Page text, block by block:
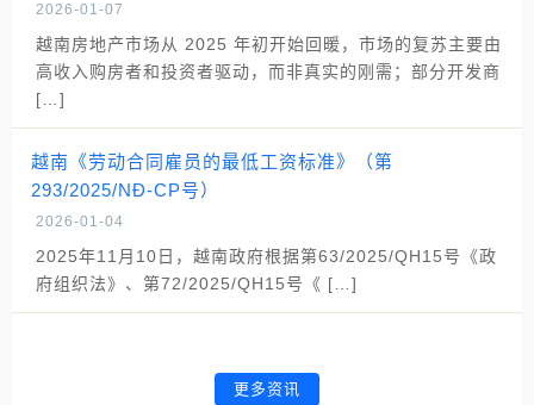
2026-01-07
越南房地产市场从 2025 年初开始回暖，市场的复苏主要由
高收入购房者和投资者驱动，而非真实的刚需；部分开发商
[…]
越南《劳动合同雇员的最低工资标准》（第
293/2025/NĐ-CP号）
2026-01-04
2025年11月10日，越南政府根据第63/2025/QH15号《政
府组织法》、第72/2025/QH15号《 […]
更多资讯